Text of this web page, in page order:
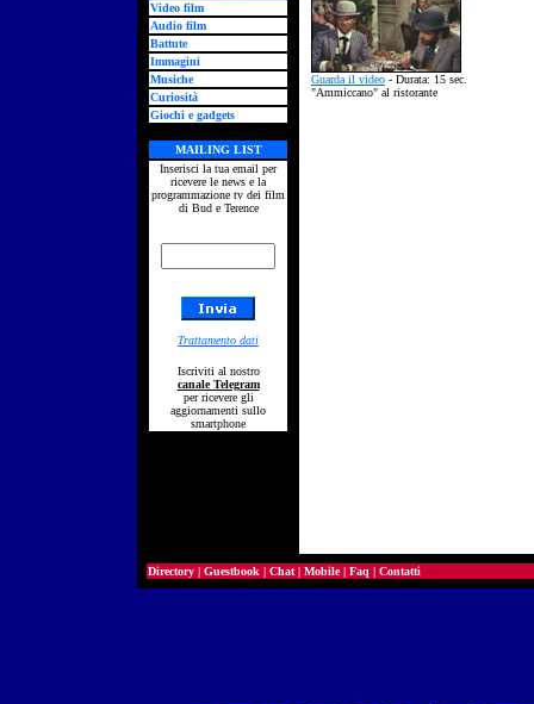
Video film
Audio film
Battute
Immagini
Musiche
Curiosità
Giochi e gadgets
MAILING LIST
Inserisci la tua email per
ricevere le news e la
programmazione tv dei film
di Bud e Terence
Trattamento dati
Iscriviti al nostro
canale Telegram
per ricevere gli
aggiornamenti sullo
smartphone
Guarda il video - Durata: 15 sec.
"Ammiccano" al ristorante
Directory | Guestbook | Chat | Mobile| Faq | Contatti